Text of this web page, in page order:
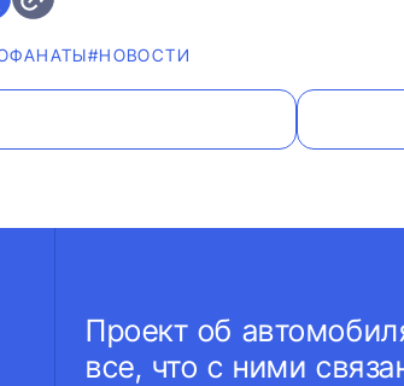
#НОВОСТИ
Проект об
все, что с ними